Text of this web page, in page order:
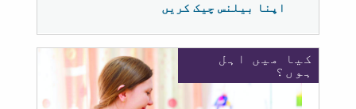
اپنا بیلنس چیک کریں
کیا میں اہل
ہوں؟